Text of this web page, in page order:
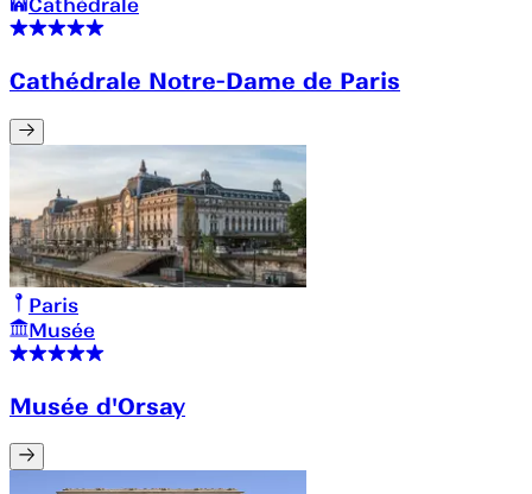
Cathédrale
Cathédrale Notre-Dame de Paris
Paris
Musée
Musée d'Orsay